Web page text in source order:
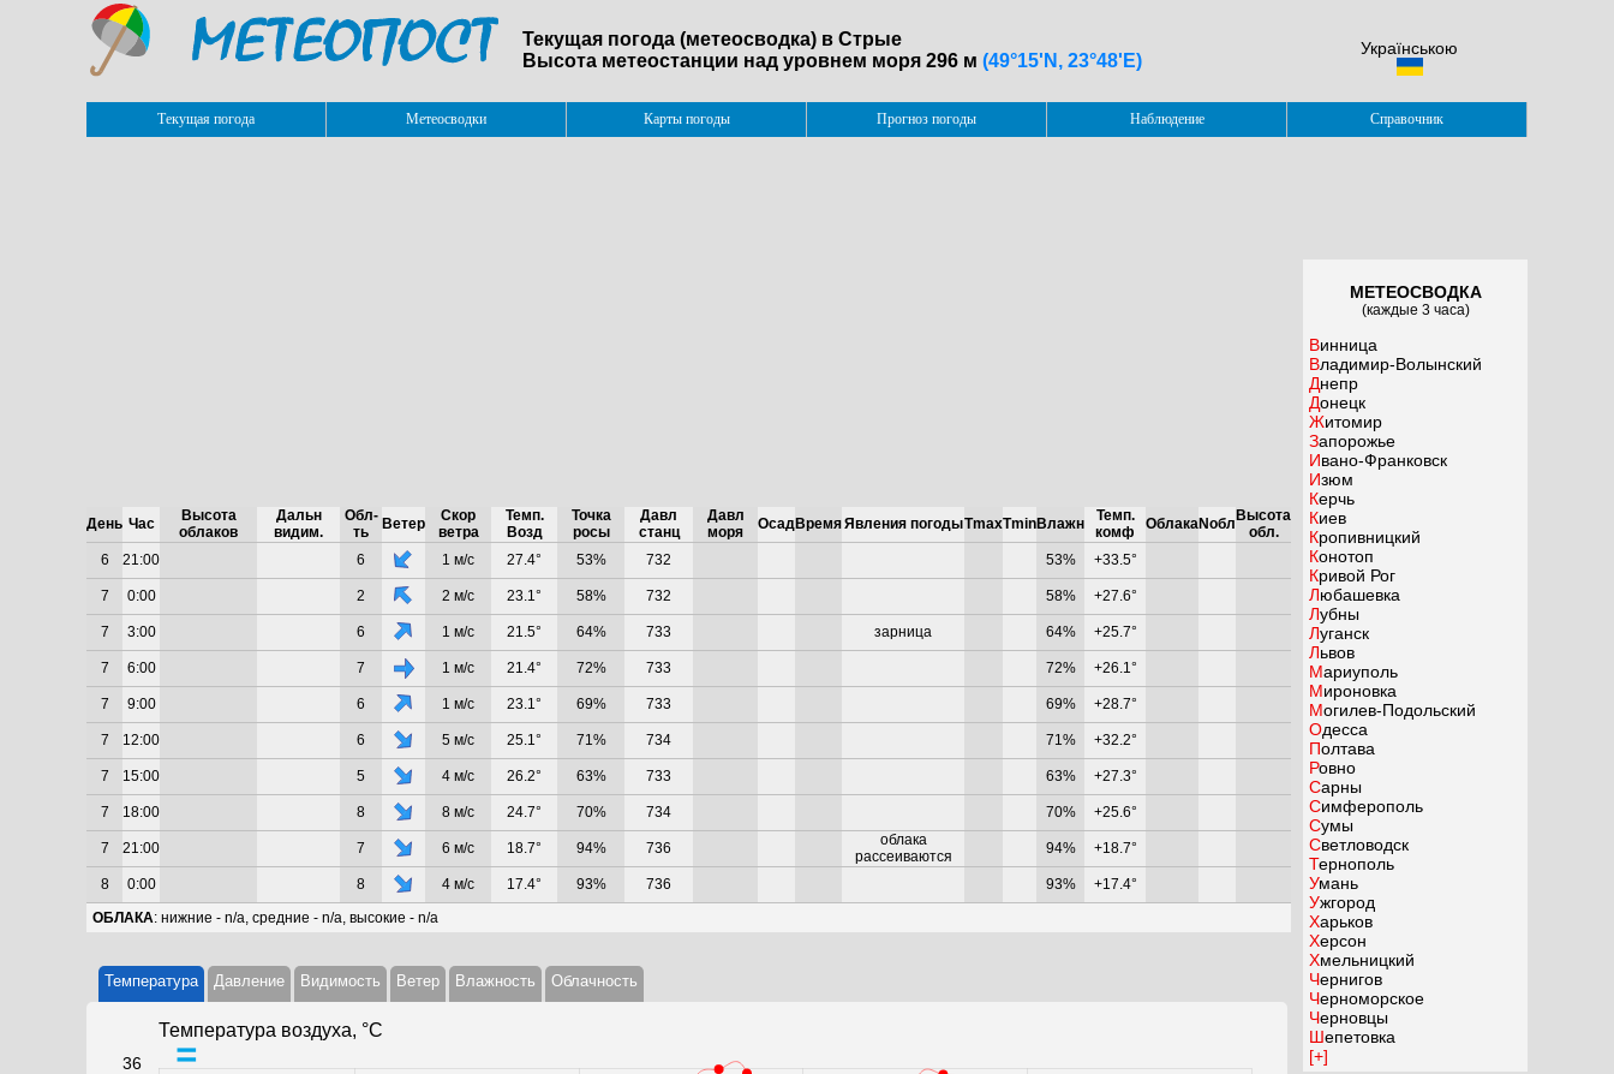
Текущая погода (метеосводка) в Стрые
Высота метеостанции над уровнем моря 296 м (49°15'N, 23°48'E)
Українською
Текущая погода Метеосводки Карты погоды Прогноз погоды Наблюдение Справочник
День Час
Высота
облаков
Дальн
видим.
Обл-
ть
Ветер
Скор
ветра
Темп.
Возд
Точка
росы
Давл
станц
Давл
моря
ОсадВремяЯвления погодыTmaxTminВлажн
Темп.
комф
ОблакаNобл Высота
обл.
6
21:00 6 1 м/с 27.4° 53% 732 53% +33.5°
7 0:00 2 2 м/с 23.1° 58% 732 58% +27.6°
7 3:00 6 1 м/с 21.5° 64% 733 зарница 64% +25.7°
7 6:00 7 1 м/с 21.4° 72% 733 72% +26.1°
7 9:00 6 1 м/с 23.1° 69% 733 69% +28.7°
7 12:00 6 5 м/с 25.1° 71% 734 71% +32.2°
7 15:00 5 4 м/с 26.2° 63% 733 63% +27.3°
7 18:00 8 8 м/с 24.7° 70% 734 70% +25.6°
7 21:00 7 6 м/с 18.7° 94% 736
облака
рассеиваются
94% +18.7°
8 0:00 8 4 м/с 17.4° 93% 736 93%
+17.4°
ОБЛАКА: нижние - n/a, средние - n/a, высокие - n/a
Температура Давление Видимость Ветер Влажность Облачность
Температура воздуха, °C
36
МЕТЕОСВОДКА
(каждые 3 часа)
Винница
Владимир-Волынский
Днепр
Донецк
Житомир
Запорожье
Ивано-Франковск
Изюм
Керчь
Киев
Кропивницкий
Конотоп
Кривой Рог
Любашевка
Лубны
Луганск
Львов
Мариуполь
Мироновка
Могилев-Подольский
Одесса
Полтава
Ровно
Сарны
Симферополь
Сумы
Светловодск
Тернополь
Умань
Ужгород
Харьков
Херсон
Хмельницкий
Чернигов
Черноморское
Черновцы
Шепетовка
[+]